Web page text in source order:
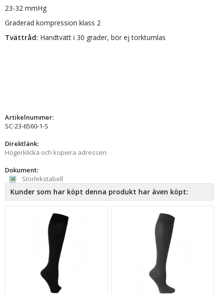
23-32 mmHg
Graderad kompression klass 2
Tvättråd: Handtvätt i 30 grader, bör ej torktumlas
Artikelnummer:
SC-23-6560-1-S
Direktlänk:
Högerklicka och kopiera adressen
Dokument:
Storlekstabell
Kunder som har köpt denna produkt har även köpt: